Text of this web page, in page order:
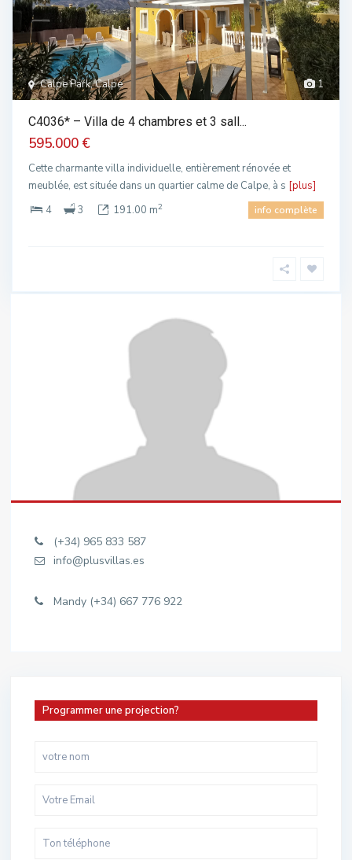
1
Calpe Park, Calpe
C4036* – Villa de 4 chambres et 3 sall...
595.000 €
Cette charmante villa individuelle, entièrement rénovée et
meublée, est située dans un quartier calme de Calpe, à s [plus]
4
3 191.00 m2 info complète
(+34) 965 833 587
info@plusvillas.es
Mandy (+34) 667 776 922
Programmer une projection?